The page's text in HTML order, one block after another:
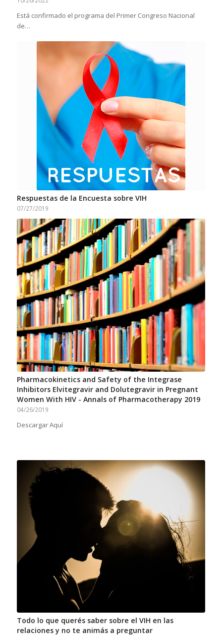
Está confirmado el programa del Primer Congreso Nacional
de…
Respuestas de la Encuesta sobre VIH
07/27/2019
Pharmacokinetics and Safety of the Integrase
Inhibitors Elvitegravir and Dolutegravir in Pregnant
Women With HIV - Annals of Pharmacotherapy 2019
04/26/2019
Descargar Aquí
Todo lo que querés saber sobre el VIH en las
relaciones y no te animás a preguntar